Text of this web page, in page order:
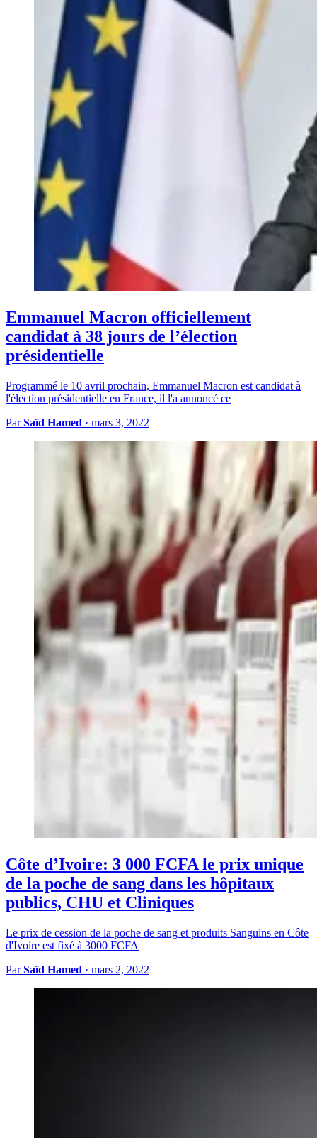
Emmanuel Macron officiellement
candidat à 38 jours de l’élection
présidentielle
Programmé le 10 avril prochain, Emmanuel Macron est candidat à
l'élection présidentielle en France, il l'a annoncé ce
ParSaïd Hamed · mars 3, 2022
Côte d’Ivoire: 3 000 FCFA le prix unique
de la poche de sang dans les hôpitaux
publics, CHU et Cliniques
Le prix de cession de la poche de sang et produits Sanguins en Côte
d'Ivoire est fixé à 3000 FCFA
ParSaïd Hamed · mars 2, 2022